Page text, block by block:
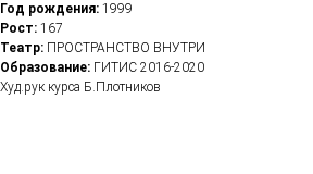
Год рождения: 1999
Рост: 167
Театр: ПРОСТРАНСТВО ВНУТРИ
Образование: ГИТИС 2016-2020
Худ.рук курса Б.Плотников